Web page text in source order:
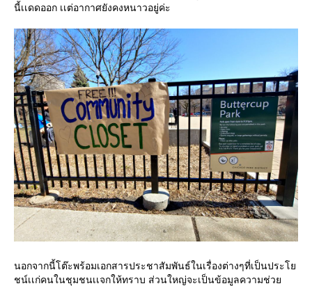
นี้เเดดออก เเต่อากาศยังคงหนาวอยู่ค่ะ
นอกจากนี้โต๊ะพร้อมเอกสารประชาสัมพันธ์ในเรื่องต่างๆที่เป็นประโย
ชน์เเก่คนในชุมชนเเจกให้ทราบ ส่วนใหญ่จะเป็นข้อมูลความช่วย